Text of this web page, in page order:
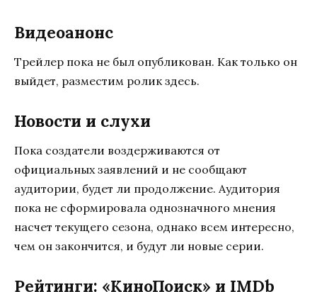
Видеоанонс
Трейлер пока не был опубликован. Как только он
выйдет, разместим ролик здесь.
Новости и слухи
Пока создатели воздерживаются от
официальных заявлений и не сообщают
аудитории, будет ли продолжение. Аудитория
пока не сформировала однозначного мнения
насчет текущего сезона, однако всем интересно,
чем он закончится, и будут ли новые серии.
Рейтинги: «КиноПоиск» и IMDb